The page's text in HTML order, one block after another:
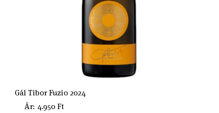
Gál Tibor Fuzio 2024
Ár: 4.950 Ft